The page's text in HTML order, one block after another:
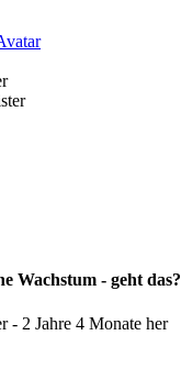
Wachstum - geht das?
- 2 Jahre 4 Monate her